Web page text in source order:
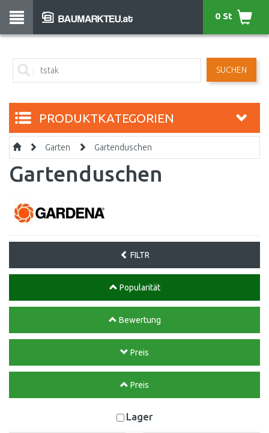
SUCHEN
0 St
PRODUKTKATEGORIEN
Garten Gartenduschen
Gartenduschen
FILTR
Popularität
Bewertung
Preis
Preis
Lager